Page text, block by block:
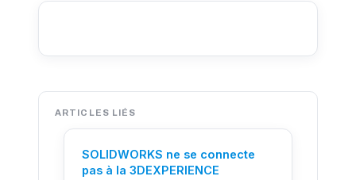
ARTICLES LIÉS
SOLIDWORKS ne se connecte
pas à la 3DEXPERIENCE